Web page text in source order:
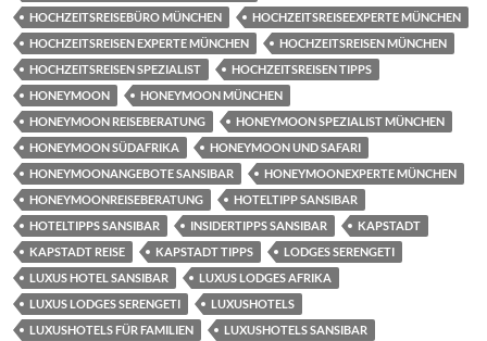
HOCHZEITSREISEBÜRO MÜNCHEN
HOCHZEITSREISEEXPERTE MÜNCHEN
HOCHZEITSREISEN EXPERTE MÜNCHEN
HOCHZEITSREISEN MÜNCHEN
HOCHZEITSREISEN SPEZIALIST
HOCHZEITSREISEN TIPPS
HONEYMOON
HONEYMOON MÜNCHEN
HONEYMOON REISEBERATUNG
HONEYMOON SPEZIALIST MÜNCHEN
HONEYMOON SÜDAFRIKA
HONEYMOON UND SAFARI
HONEYMOONANGEBOTE SANSIBAR
HONEYMOONEXPERTE MÜNCHEN
HONEYMOONREISEBERATUNG
HOTELTIPP SANSIBAR
HOTELTIPPS SANSIBAR
INSIDERTIPPS SANSIBAR
KAPSTADT
KAPSTADT REISE
KAPSTADT TIPPS
LODGES SERENGETI
LUXUS HOTEL SANSIBAR
LUXUS LODGES AFRIKA
LUXUS LODGES SERENGETI
LUXUSHOTELS
LUXUSHOTELS FÜR FAMILIEN
LUXUSHOTELS SANSIBAR